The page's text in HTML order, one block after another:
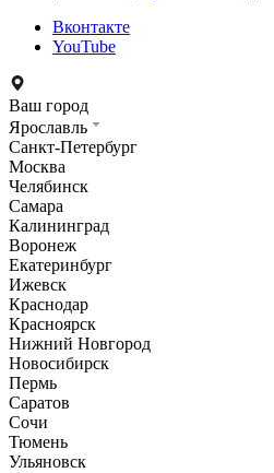
Вконтакте
YouTube
Ваш город
Ярославль
Санкт-Петербург
Москва
Челябинск
Самара
Калининград
Воронеж
Екатеринбург
Ижевск
Краснодар
Красноярск
Нижний Новгород
Новосибирск
Пермь
Саратов
Сочи
Тюмень
Ульяновск